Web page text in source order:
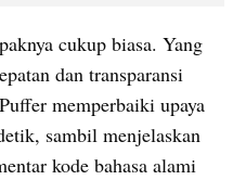
cukup biasa. Yang
dan transparansi
memperbaiki upaya
sambil menjelaskan
kode bahasa alami